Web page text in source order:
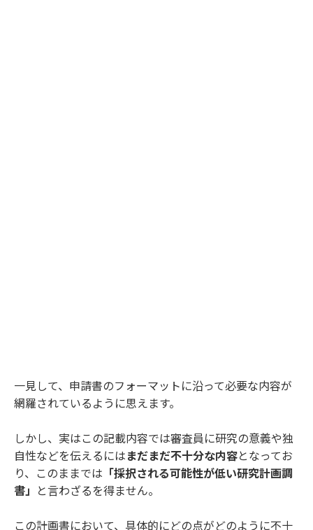
一見して、申請書のフォーマットに沿って必要な内容が
網羅されているように思えます。
しかし、実はこの記載内容では審査員に研究の意義や独
自性などを伝えるには まだまだ不十分な内容となってお
り、このままでは 「採択される可能性が低い研究計画調
書」
と言わざるを得ません。
この計画書において、具体的にどの点がどのように不十